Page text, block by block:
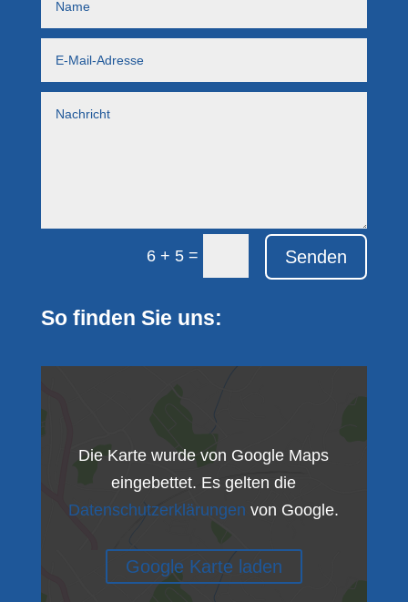
6 + 5 = Senden
So finden Sie uns:
Die Karte wurde von Google Maps
eingebettet. Es gelten die
Datenschutzerklärungen von Google.
Google Karte laden